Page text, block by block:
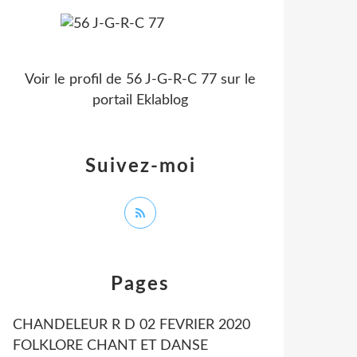
Pages
CHANDELEUR R D 02 FEVRIER 2020
FOLKLORE CHANT ET DANSE
Suivez-moi
Voir le profil de 56 J-G-R-C 77 sur le
portail Eklablog